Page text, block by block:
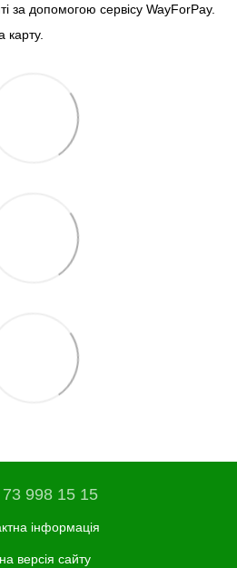
за допомогою сервісу WayForPay.
карту.
998 15 15
інформація
версія сайту